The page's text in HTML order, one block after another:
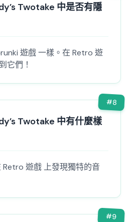
Twotake 中是否有隱
遊戲 一樣。在 Retro 遊
它們！
#8
Twotake 中有什麼樣
Retro 遊戲 上發現獨特的音
#9